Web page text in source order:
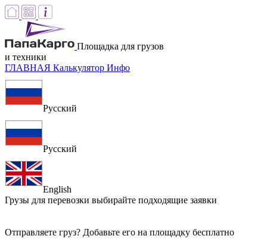
Площадка для грузов
и техники
ГЛАВНАЯ Калькулятор Инфо
Русский
Русский
English
Грузы для перевозки выбирайте подходящие заявки
Отправляете груз? Добавьте его на площадку бесплатно